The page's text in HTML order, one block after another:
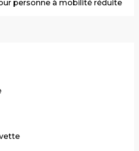
personne à mobilité réduite